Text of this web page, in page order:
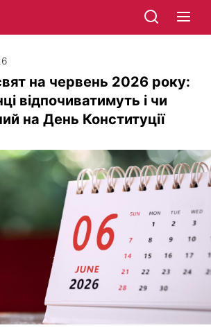
на червень 2026 року:
відпочиватимуть і чи
на День Конституції